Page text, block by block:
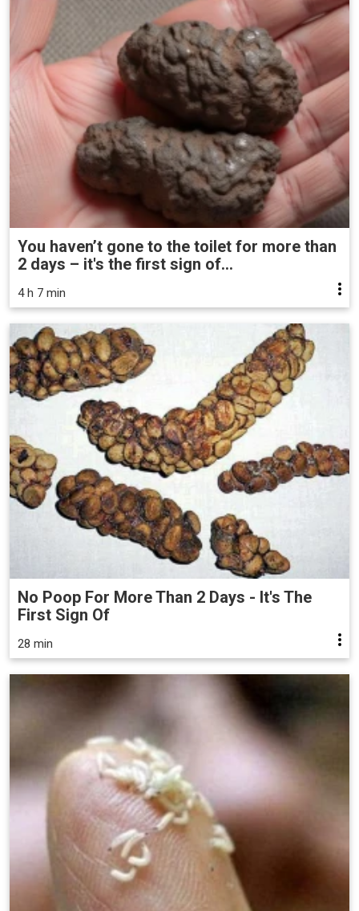
You haven’t gone to the toilet for more than
2 days – it's the first sign of...
4 h 7 min
No Poop For More Than 2 Days - It's The
First Sign Of
28 min